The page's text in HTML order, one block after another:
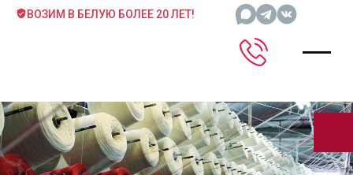
ВОЗИМ В БЕЛУЮ БОЛЕЕ 20 ЛЕТ!